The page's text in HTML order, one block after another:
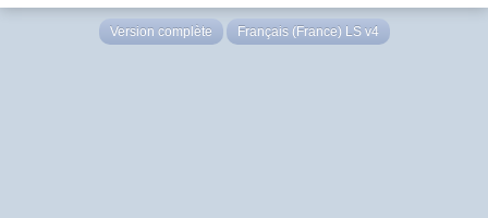
Version complète Français (France) LS v4